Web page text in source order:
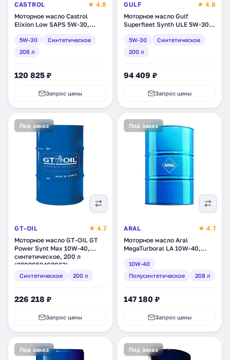
CASTROL
★ 4.8
Моторное масло Castrol
Elixion Low SAPS 5W-30,
(4654610087)
5W-30
Синтетическое
208 л
120 825 ₽
Запрос цены
GULF
★ 4.8
Моторное масло Gulf
Superfleet Synth ULE 5W-30,
(120147501138)
5W-30
Синтетическое
200 л
94 409 ₽
Запрос цены
Под заказ
GT-OIL
★ 4.7
Моторное масло GT-OIL GT
Power Synt Max 10W-40,
синтетическое, 200 л
(8809059408063)
Синтетическое 200 л
226 218 ₽
Запрос цены
Под заказ
ARAL
★ 4.7
Моторное масло Aral
MegaTurboral LA 10W-40,
(11289)
10W-40
Полусинтетическое
208 л
147 180 ₽
Запрос цены
Под заказ Под заказ